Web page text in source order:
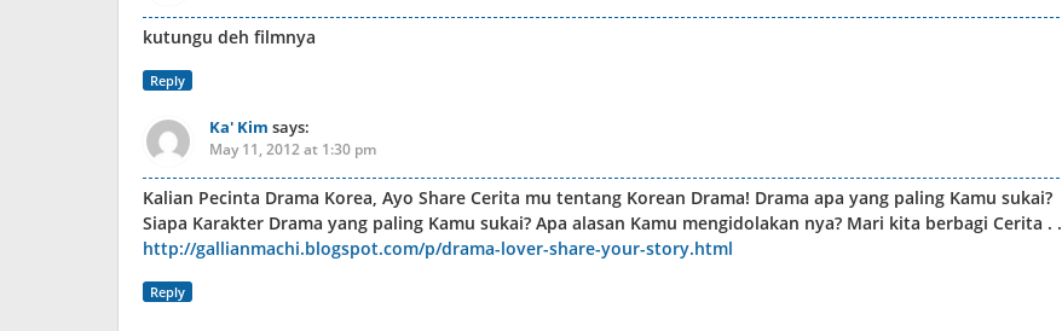
kutungu deh filmnya
Reply
Ka' Kim says:
May 11, 2012 at 1:30 pm
Kalian Pecinta Drama Korea, Ayo Share Cerita mu tentang Korean Drama! Drama apa yang paling Kamu sukai?
Siapa Karakter Drama yang paling Kamu sukai? Apa alasan Kamu mengidolakan nya? Mari kita berbagi Cerita . .
http://gallianmachi.blogspot.com/p/drama-lover-share-your-story.html
Reply